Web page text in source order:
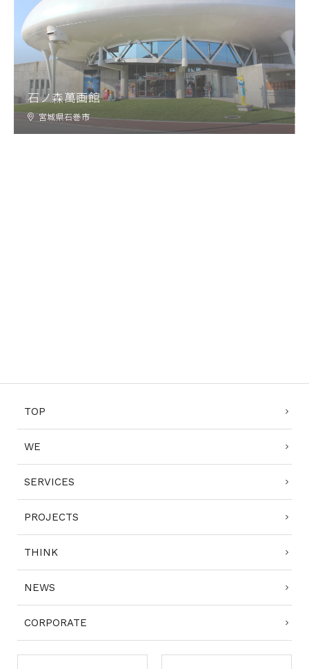
石ノ森萬画館
宮城県石巻市
TOP
WE
SERVICES
PROJECTS
THINK
NEWS
CORPORATE